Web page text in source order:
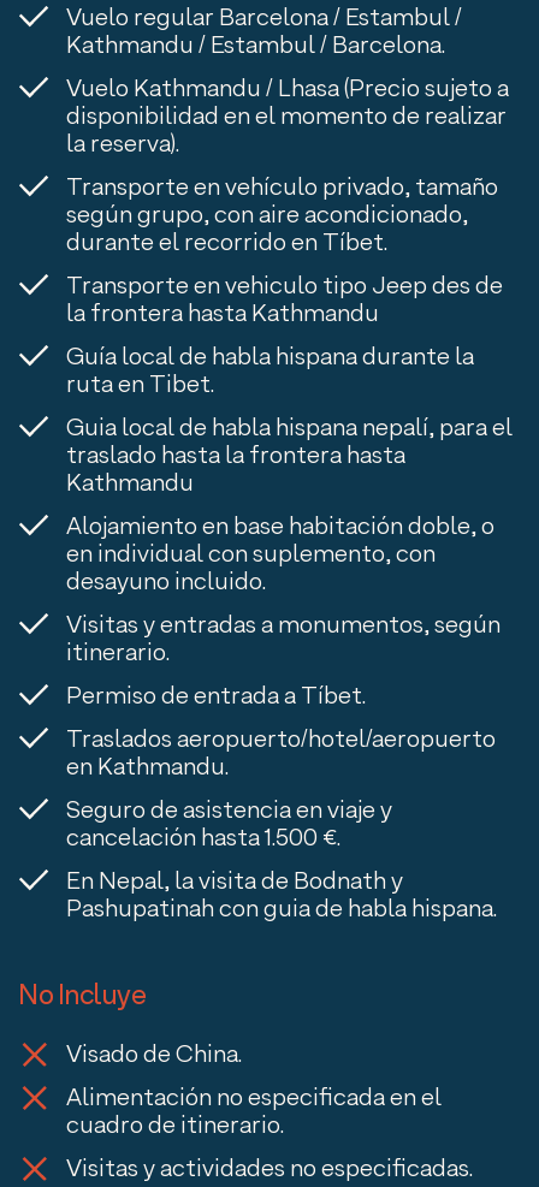
Vuelo regular Barcelona / Estambul /
Kathmandu / Estambul / Barcelona.
Vuelo Kathmandu / Lhasa (Precio sujeto a
disponibilidad en el momento de realizar
la reserva).
Transporte en vehículo privado, tamaño
según grupo, con aire acondicionado,
durante el recorrido en Tíbet.
Transporte en vehiculo tipo Jeep des de
la frontera hasta Kathmandu
Guía local de habla hispana durante la
ruta en Tibet.
Guia local de habla hispana nepalí, para el
traslado hasta la frontera hasta
Kathmandu
Alojamiento en base habitación doble, o
en individual con suplemento, con
desayuno incluido.
Visitas y entradas a monumentos, según
itinerario.
Permiso de entrada a Tíbet.
Traslados aeropuerto/hotel/aeropuerto
en Kathmandu.
Seguro de asistencia en viaje y
cancelación hasta 1.500 €.
En Nepal, la visita de Bodnath y
Pashupatinah con guia de habla hispana.
No Incluye
Visado de China.
Alimentación no especificada en el
cuadro de itinerario.
Visitas y actividades no especificadas.